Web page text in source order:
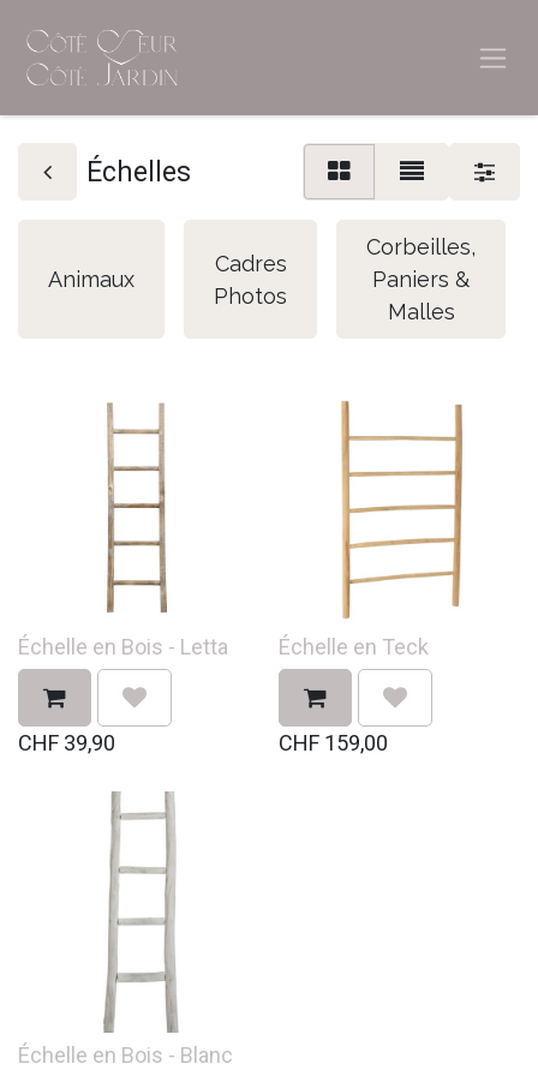
Échelles
Animaux
Cadres
Photos
Corbeilles,
Paniers &
Malles
Échelle en Bois - Letta
CHF 39,90
Échelle en Teck
CHF 159,00
Échelle en Bois - Blanc